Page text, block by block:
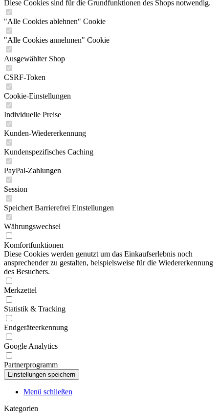
Diese Cookies sind für die Grundfunktionen des Shops notwendig.
"Alle Cookies ablehnen" Cookie
"Alle Cookies annehmen" Cookie
Ausgewählter Shop
CSRF-Token
Cookie-Einstellungen
Individuelle Preise
Kunden-Wiedererkennung
Kundenspezifisches Caching
PayPal-Zahlungen
Session
Speichert Barrierefrei Einstellungen
Währungswechsel
Komfortfunktionen
Diese Cookies werden genutzt um das Einkaufserlebnis noch
ansprechender zu gestalten, beispielsweise für die Wiedererkennung
des Besuchers.
Merkzettel
Statistik & Tracking
Endgeräteerkennung
Google Analytics
Partnerprogramm
Menü schließen
Kategorien